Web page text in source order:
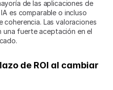
de las aplicaciones de
es comparable o incluso
Las valoraciones
una fuerte aceptación en el
de ROI al cambiar